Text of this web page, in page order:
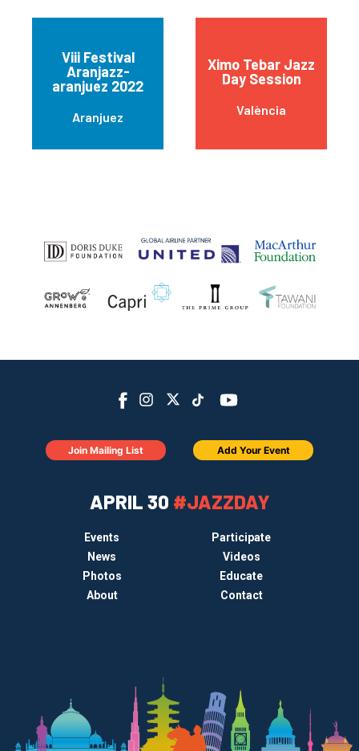
Viii Festival
Aranjazz-
aranjuez 2022
Aranjuez
Ximo Tebar Jazz
Day Session
València
APRIL 30 #JAZZDAY
Events
Participate
News
Videos
Photos
Educate
About
Contact
Join Mailing List Add Your Event